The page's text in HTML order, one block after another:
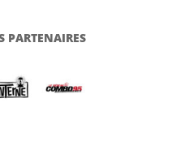
PARTENAIRES